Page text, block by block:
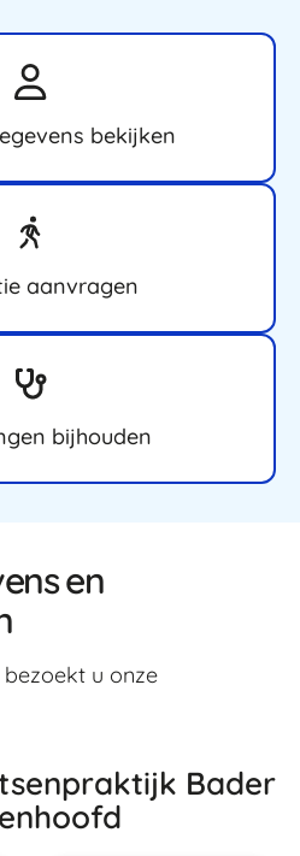
bekijken
aanvragen
bijhouden
en
u onze
Bader